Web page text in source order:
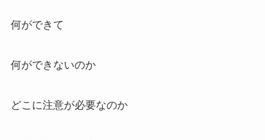
何ができて
何ができないのか
どこに注意が必要なのか